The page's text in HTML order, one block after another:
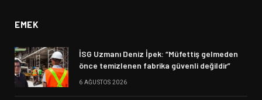
EMEK
İSG Uzmanı Deniz İpek: “Müfettiş gelmeden
önce temizlenen fabrika güvenli değildir”
6 AĞUSTOS 2026